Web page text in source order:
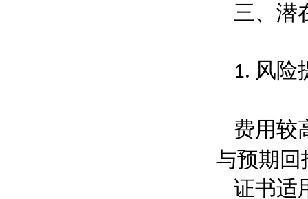
三、潜
1. 风险
费用较
与预期回
证书适